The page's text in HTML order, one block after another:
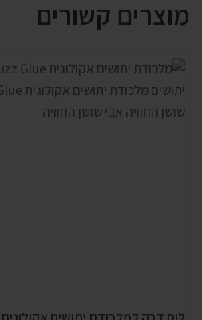
מוצרים קשורים